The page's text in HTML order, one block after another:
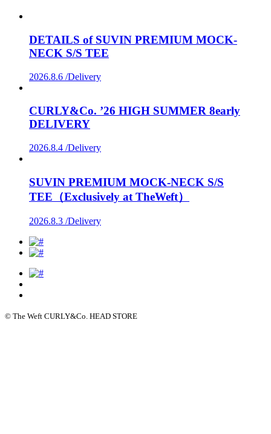
DETAILS of SUVIN PREMIUM MOCK-
NECK S/S TEE
2026.8.6 /Delivery
CURLY&Co. ’26 HIGH SUMMER 8early
DELIVERY
2026.8.4 /Delivery
SUVIN PREMIUM MOCK-NECK S/S
TEE（Exclusively at TheWeft）
2026.8.3 /Delivery
© The Weft CURLY&Co. HEAD STORE